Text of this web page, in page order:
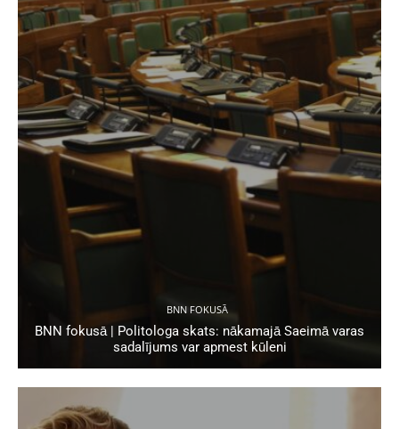
BNN FOKUSĀ
BNN fokusā | Politologa skats: nākamajā Saeimā varas
sadalījums var apmest kūleni